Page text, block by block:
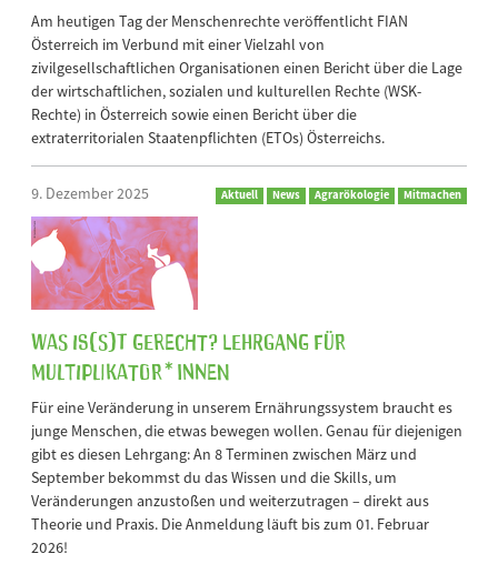
Am heutigen Tag der Menschenrechte veröffentlicht FIAN
Österreich im Verbund mit einer Vielzahl von
zivilgesellschaftlichen Organisationen einen Bericht über die Lage
der wirtschaftlichen, sozialen und kulturellen Rechte (WSK-
Rechte) in Österreich sowie einen Bericht über die
extraterritorialen Staatenpflichten (ETOs) Österreichs.
9. Dezember 2025 Aktuell News Agrarökologie Mitmachen
Was is(s)t gerecht? Lehrgang für
Multiplikator*innen
Für eine Veränderung in unserem Ernährungssystem braucht es
junge Menschen, die etwas bewegen wollen. Genau für diejenigen
gibt es diesen Lehrgang: An 8 Terminen zwischen März und
September bekommst du das Wissen und die Skills, um
Veränderungen anzustoßen und weiterzutragen – direkt aus
Theorie und Praxis. Die Anmeldung läuft bis zum 01. Februar
2026!